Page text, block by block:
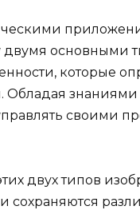
основными
которые
Обладая
своими
двух типов
сохраняются